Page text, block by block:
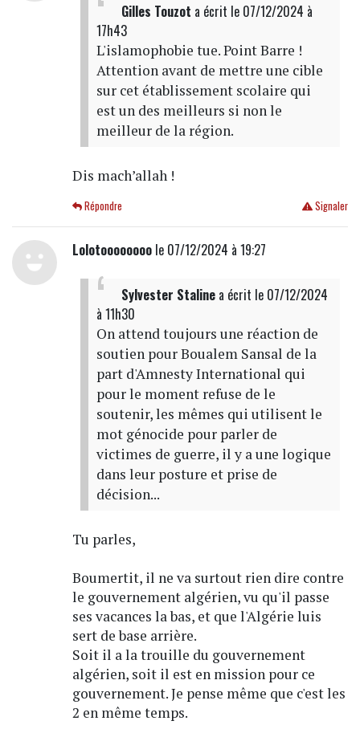
Gilles Touzot a écrit le 07/12/2024 à
17h43
L'islamophobie tue. Point Barre !
Attention avant de mettre une cible
sur cet établissement scolaire qui
est un des meilleurs si non le
meilleur de la région.
Dis mach’allah !
Signaler
Répondre
Lolotoooooooole 07/12/2024 à 19:27
Sylvester Stalinea écrit le 07/12/2024
à 11h30
On attend toujours une réaction de
soutien pour Boualem Sansal de la
part d'Amnesty International qui
pour le moment refuse de le
soutenir, les mêmes qui utilisent le
mot génocide pour parler de
victimes de guerre, il y a une logique
dans leur posture et prise de
décision...
Tu parles,
Boumertit, il ne va surtout rien dire contre
le gouvernement algérien, vu qu'il passe
ses vacances la bas, et que l'Algérie luis
sert de base arrière.
Soit il a la trouille du gouvernement
algérien, soit il est en mission pour ce
gouvernement. Je pense même que c'est les
2 en même temps.